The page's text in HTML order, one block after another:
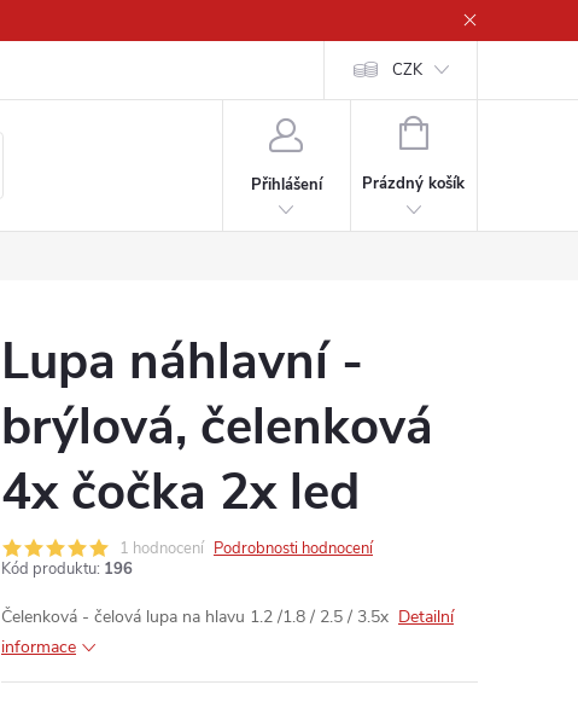
CZK
Přihlášení
NÁKUPNÍ
Prázdný košík
Lupa náhlavní -
brýlová, čelenková
4x čočka 2x led
1 hodnocení Podrobnosti hodnocení
Kód produktu: 196
Čelenková - čelová lupa na hlavu 1.2 /1.8 / 2.5 / 3.5x Detailní
informace